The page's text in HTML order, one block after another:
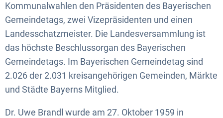
Kommunalwahlen den Präsidenten des Bayerischen
Gemeindetags, zwei Vizepräsidenten und einen
Landesschatzmeister. Die Landesversammlung ist
das höchste Beschlussorgan des Bayerischen
Gemeindetags. Im Bayerischen Gemeindetag sind
2.026 der 2.031 kreisangehörigen Gemeinden, Märkte
und Städte Bayerns Mitglied.
Dr. Uwe Brandl wurde am 27. Oktober 1959 in